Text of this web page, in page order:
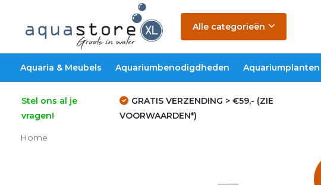
Alle categorieën
Aquaria & Meubels Aquariumbenodigdheden Aquariumplanten
Stel ons al je
vragen!
GRATIS VERZENDING > €59,- (ZIE
VOORWAARDEN*)
Home